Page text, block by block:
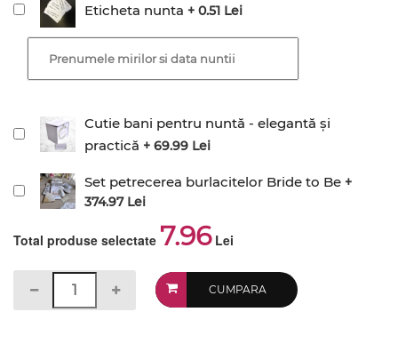
Eticheta nunta + 0.51 Lei
Cutie bani pentru nuntă - elegantă și
practică + 69.99 Lei
Set petrecerea burlacitelor Bride to Be +
374.97 Lei
Total produse selectate 7.96Lei
CUMPARA